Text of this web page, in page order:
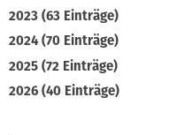
2023 (63 Einträge)
2024 (70 Einträge)
2025 (72 Einträge)
2026 (40 Einträge)